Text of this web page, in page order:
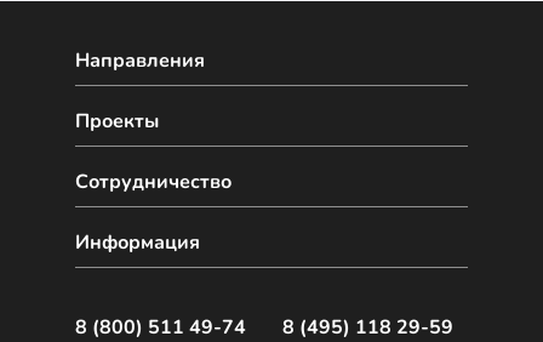
Направления
Сотрудничество
Проекты
Информация
8 (800) 511 49-74 8 (495) 118 29-59